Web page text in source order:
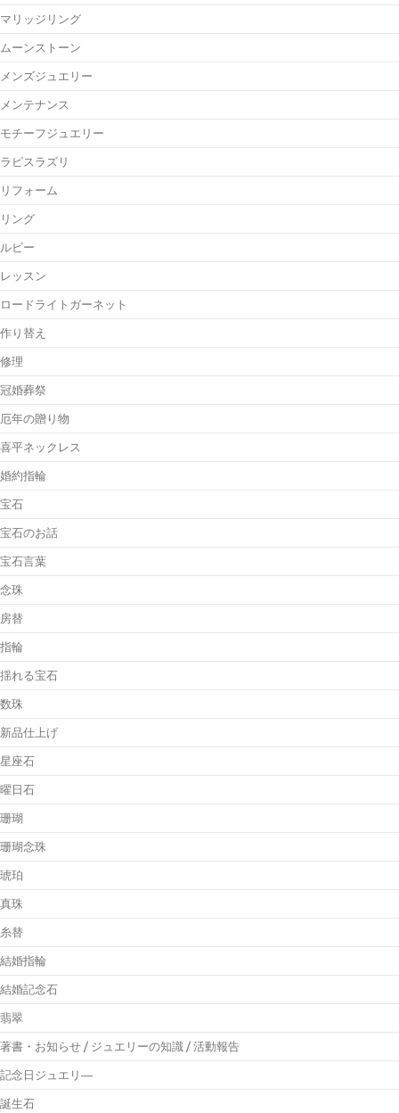
マリッジリング
ムーンストーン
メンズジュエリー
メンテナンス
モチーフジュエリー
ラピスラズリ
リフォーム
リング
ルビー
レッスン
ロードライトガーネット
作り替え
修理
冠婚葬祭
厄年の贈り物
喜平ネックレス
婚約指輪
宝石
宝石のお話
宝石言葉
念珠
房替
指輪
揺れる宝石
数珠
新品仕上げ
星座石
曜日石
珊瑚
珊瑚念珠
琥珀
真珠
糸替
結婚指輪
結婚記念石
翡翠
著書・お知らせ / ジュエリーの知識 / 活動報告
記念日ジュエリ―
誕生石